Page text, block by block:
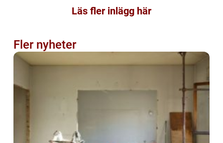
Läs fler inlägg här
Fler nyheter